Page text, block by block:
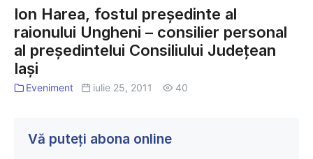
Ion
Harea:
„Ne
vom
strădui
să
lucrurilor.”
Harea,
fostul
președinte
al
raionului
consilier
personal
Ion Harea, fostul președinte al
raionului Ungheni – consilier personal
al președintelui Consiliului Județean
Iași
Eveniment iulie 25, 2011 40
Vă puteți abona online